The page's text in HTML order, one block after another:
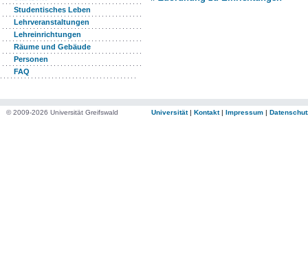
Studentisches Leben
Lehrveranstaltungen
Lehreinrichtungen
Räume und Gebäude
Personen
FAQ
© 2009-2026 Universität Greifswald Universität| Kontakt| Impressum |